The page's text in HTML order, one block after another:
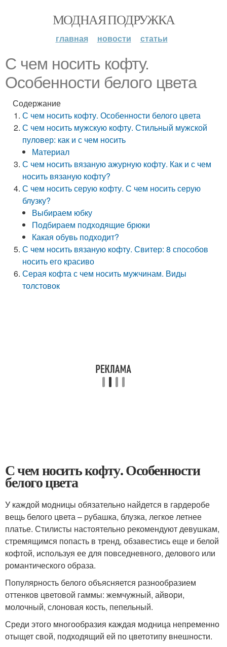
МОДНАЯ ПОДРУЖКА
главная новости статьи
С чем носить кофту.
Особенности белого цвета
Содержание
С чем носить кофту. Особенности белого цвета
С чем носить мужскую кофту. Стильный мужской
пуловер: как и с чем носить
Материал
С чем носить вязаную ажурную кофту. Как и с чем
носить вязаную кофту?
С чем носить серую кофту. С чем носить серую
блузку?
Выбираем юбку
Подбираем подходящие брюки
Какая обувь подходит?
С чем носить вязаную кофту. Свитер: 8 способов
носить его красиво
Серая кофта с чем носить мужчинам. Виды
толстовок
С чем носить кофту. Особенности
белого цвета
У каждой модницы обязательно найдется в гардеробе
вещь белого цвета – рубашка, блузка, легкое летнее
платье. Стилисты настоятельно рекомендуют девушкам,
стремящимся попасть в тренд, обзавестись еще и белой
кофтой, используя ее для повседневного, делового или
романтического образа.
Популярность белого объясняется разнообразием
оттенков цветовой гаммы: жемчужный, айвори,
молочный, слоновая кость, пепельный.
Среди этого многообразия каждая модница непременно
отыщет свой, подходящий ей по цветотипу внешности.